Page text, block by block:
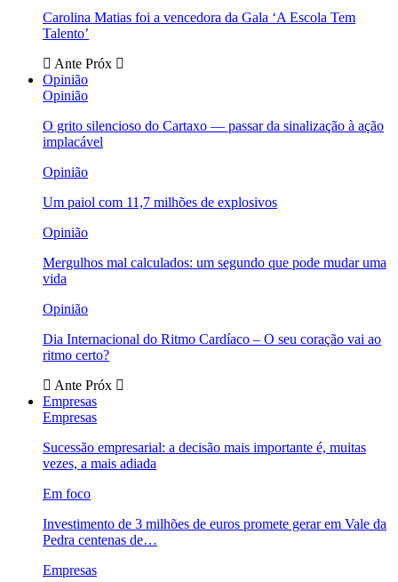
Carolina Matias foi a vencedora da Gala ‘A Escola Tem
Talento’
Ante Próx
Opinião
Opinião
O grito silencioso do Cartaxo — passar da sinalização à ação
implacável
Opinião
Um paiol com 11,7 milhões de explosivos
Opinião
Mergulhos mal calculados: um segundo que pode mudar uma
vida
Opinião
Dia Internacional do Ritmo Cardíaco – O seu coração vai ao
ritmo certo?
Ante Próx
Empresas
Empresas
Sucessão empresarial: a decisão mais importante é, muitas
vezes, a mais adiada
Em foco
Investimento de 3 milhões de euros promete gerar em Vale da
Pedra centenas de…
Empresas